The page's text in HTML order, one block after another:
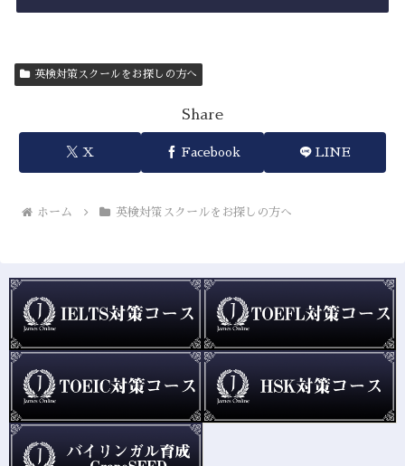
英検対策スクールをお探しの方へ
Share
X Facebook LINE
ホーム 英検対策スクールをお探しの方へ